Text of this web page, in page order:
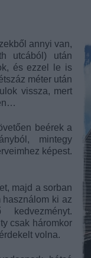
annyi van,
utcából) után
és ezzel le is
méter után
vissza, mert
beérek a
mintegy
képest.
majd a sorban
használom ki az
kedvezményt.
csak háromkor
volna.